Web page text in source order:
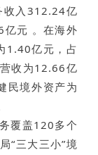
收入312.24亿
元 。在海外
1.40亿元，占
收为12.66亿
民境外资产为
覆盖120多个
“三大三小”境